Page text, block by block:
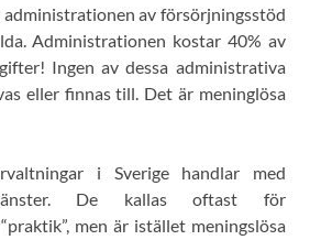
administrationen av försörjningsstöd
Administrationen kostar 40% av
Ingen av dessa administrativa
eller finnas till. Det är meninglösa
i Sverige handlar med
De kallas oftast för
men är istället meningslösa